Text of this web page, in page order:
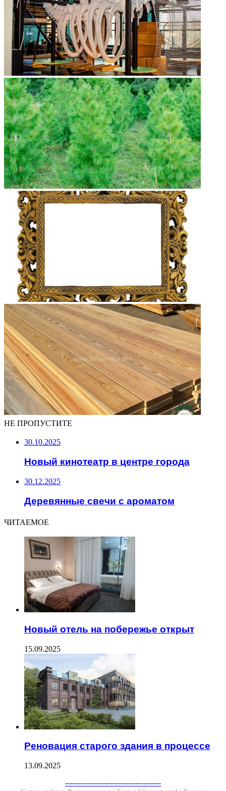
НЕ ПРОПУСТИТЕ
30.10.2025
Новый кинотеатр в центре города
30.12.2025
Деревянные свечи с ароматом
ЧИТАЕМОЕ
Новый отель на побережье открыт
15.09.2025
Реновация старого здания в процессе
13.09.2025
--------------------------------------